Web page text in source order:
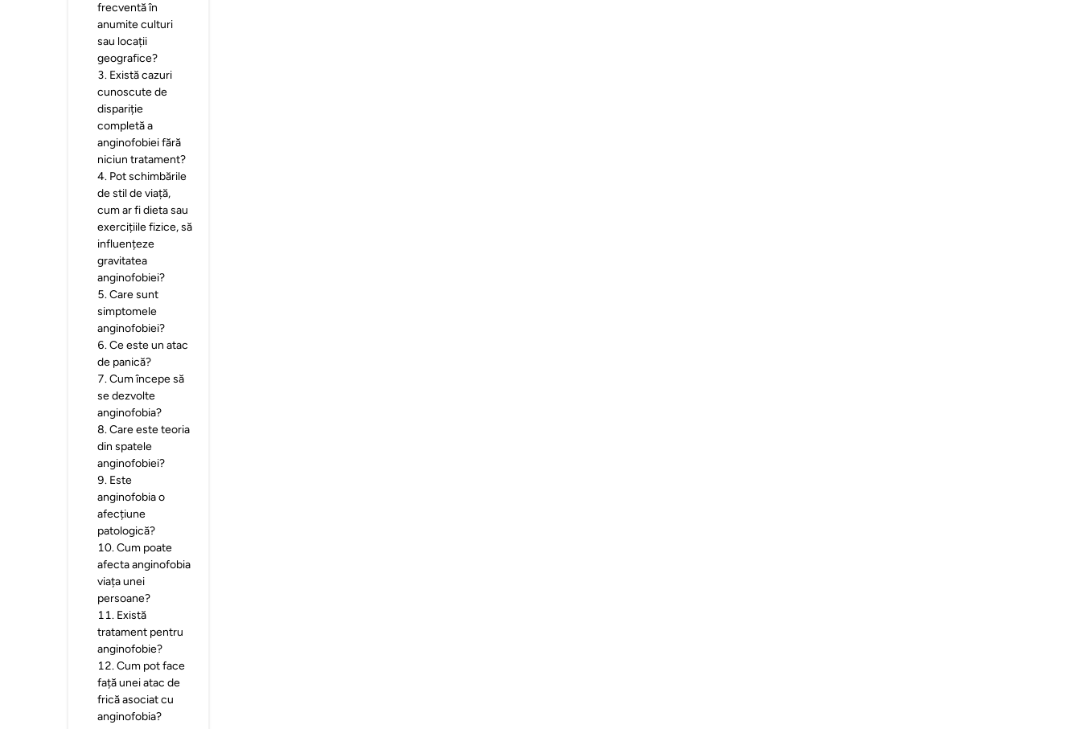
frecventă în
anumite culturi
sau locații
geografice?
3. Există cazuri
cunoscute de
dispariție
completă a
anginofobiei fără
niciun tratament?
4. Pot schimbările
de stil de viață,
cum ar fi dieta sau
exercițiile fizice, să
influențeze
gravitatea
anginofobiei?
5.Care sunt
simptomele
anginofobiei?
6.Ce este un atac
de panică?
7.Cum începe să
se dezvolte
anginofobia?
8.Care este teoria
din spatele
anginofobiei?
9. Este
anginofobia o
afecțiune
patologică?
10.Cum poate
afecta anginofobia
viața unei
persoane?
11. Există
tratament pentru
anginofobie?
12.Cum pot face
față unei atac de
frică asociat cu
anginofobia?